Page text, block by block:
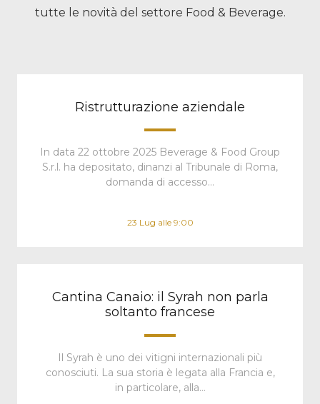
tutte le novità del settore Food & Beverage.
Ristrutturazione aziendale
In data 22 ottobre 2025 Beverage & Food Group
S.r.l. ha depositato, dinanzi al Tribunale di Roma,
domanda di accesso…
23 Lug alle 9:00
Cantina Canaio: il Syrah non parla
soltanto francese
Il Syrah è uno dei vitigni internazionali più
conosciuti. La sua storia è legata alla Francia e,
in particolare, alla…